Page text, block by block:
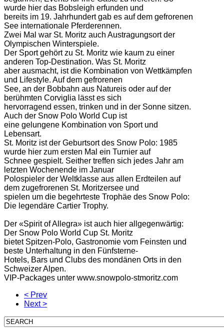
wurde hier das Bobsleigh erfunden und
bereits im 19. Jahrhundert gab es auf dem gefrorenen
See internationale Pferderennen.
Zwei Mal war St. Moritz auch Austragungsort der
Olympischen Winterspiele.
Der Sport gehört zu St. Moritz wie kaum zu einer
anderen Top-Destination. Was St. Moritz
aber ausmacht, ist die Kombination von Wettkämpfen
und Lifestyle. Auf dem gefrorenen
See, an der Bobbahn aus Natureis oder auf der
berühmten Corviglia lässt es sich
hervorragend essen, trinken und in der Sonne sitzen.
Auch der Snow Polo World Cup ist
eine gelungene Kombination von Sport und
Lebensart.
St. Moritz ist der Geburtsort des Snow Polo: 1985
wurde hier zum ersten Mal ein Turnier auf
Schnee gespielt. Seither treffen sich jedes Jahr am
letzten Wochenende im Januar
Polospieler der Weltklasse aus allen Erdteilen auf
dem zugefrorenen St. Moritzersee und
spielen um die begehrteste Trophäe des Snow Polo:
Die legendäre Cartier Trophy.
Der «Spirit of Allegra» ist auch hier allgegenwärtig:
Der Snow Polo World Cup St. Moritz
bietet Spitzen-Polo, Gastronomie vom Feinsten und
beste Unterhaltung in den Fünfsterne-
Hotels, Bars und Clubs des mondänen Orts in den
Schweizer Alpen.
VIP-Packages unter www.snowpolo-stmoritz.com
< Prev
Next >